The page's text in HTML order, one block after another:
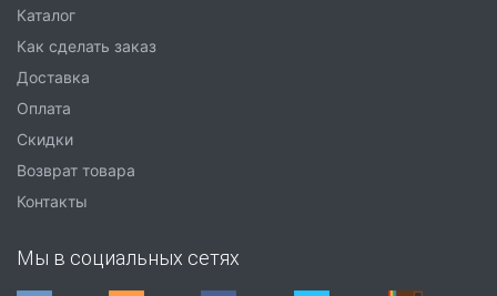
Каталог
Как сделать заказ
Доставка
Оплата
Скидки
Возврат товара
Контакты
Мы в социальных сетях